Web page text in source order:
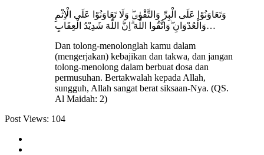
وَتَعَاوَنُوْا عَلَى الْبِرِّ وَالتَّقْوٰىۖ وَلَا تَعَاوَنُوْا عَلَى الْاِثْمِ
وَالْعُدْوَانِ ۖوَاتَّقُوا اللّٰهَ ۗاِنَّ اللّٰهَ شَدِيْدُ الْعِقَابِ…
Dan tolong-menolonglah kamu dalam
(mengerjakan) kebajikan dan takwa, dan jangan
tolong-menolong dalam berbuat dosa dan
permusuhan. Bertakwalah kepada Allah,
sungguh, Allah sangat berat siksaan-Nya. (QS.
Al Maidah: 2)
Post Views: 104